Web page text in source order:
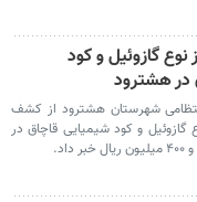
گازوئیل و کود
در هشترود
شهرستان هشترود از کشف
و کود شیمیایی قاچاق در